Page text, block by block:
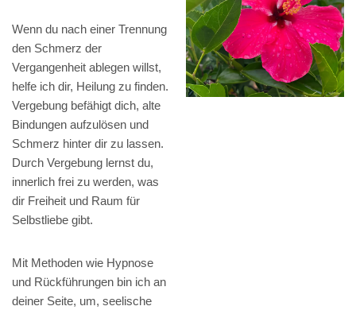
Wenn du nach einer Trennung
den Schmerz der
Vergangenheit ablegen willst,
helfe ich dir, Heilung zu finden.
Vergebung befähigt dich, alte
Bindungen aufzulösen und
Schmerz hinter dir zu lassen.
Durch Vergebung lernst du,
innerlich frei zu werden, was
dir Freiheit und Raum für
Selbstliebe gibt.
Mit Methoden wie Hypnose
und Rückführungen bin ich an
deiner Seite, um, seelische